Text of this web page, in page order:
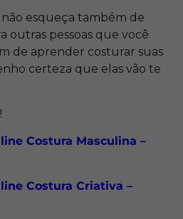
esqueça também de
outras pessoas que você
de aprender costurar suas
certeza que elas vão te
Costura Masculina –
Costura Criativa –